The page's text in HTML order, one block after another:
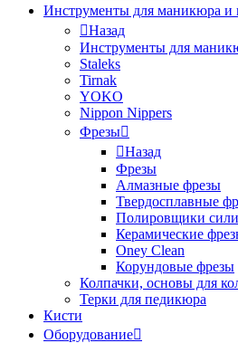
Инструменты для маникюра и
Назад
Инструменты для
Staleks
Tirnak
YOKO
Nippon Nippers
Фрезы
Назад
Фрезы
Алмазные фрезы
Твердосплавные
Полировщики
Керамические
Oney Clean
Корундовые фрезы
Колпачки, основы для
Терки для педикюра
Кисти
Оборудование